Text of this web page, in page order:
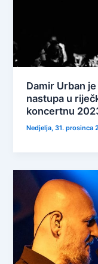
Damir Urban
nastupa u
koncertnu
Nedjelja, 31. prosinca